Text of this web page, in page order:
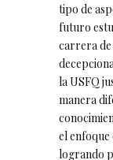
tipo de
futuro
carrera de
la USFQ
manera
el enfoque
logrando